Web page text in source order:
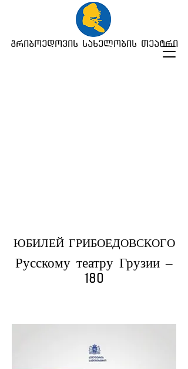
გრიბოედოვის სახელობის თეატრი
ЮБИЛЕЙ ГРИБОЕДОВСКОГО
Русскому театру Грузии –
180